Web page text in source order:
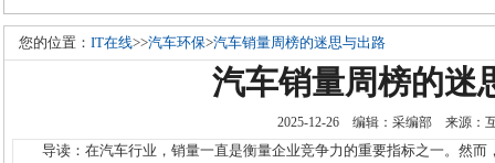
您的位置： IT在线>>汽车环保>汽车销量周榜的迷思与出路
汽车销量周榜的迷
2025-12-26 编辑：采编部 来源
导读：在汽车行业，销量一直是衡量企业竞争力的重要指标之一。然而